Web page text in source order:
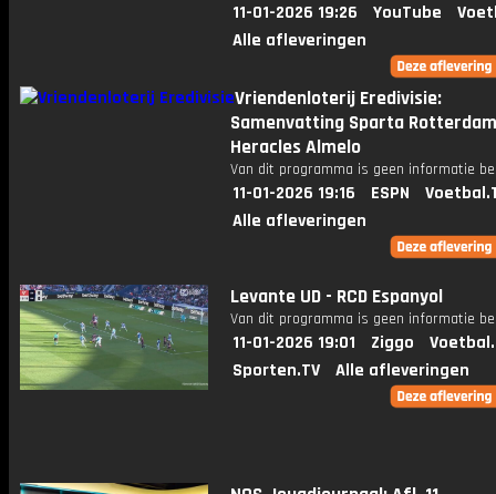
11-01-2026 19:26 YouTube
Alle afleveringen
Vriendenloterij Eredivisie:
Samenvatting Sparta
Heracles Almelo
Van dit programma is geen informatie
11-01-2026 19:16 ESPN
Alle afleveringen
Levante UD - RCD Espanyol
Van dit programma is geen informatie
11-01-2026 19:01 Ziggo
Sporten.TV
Alle afleveringen